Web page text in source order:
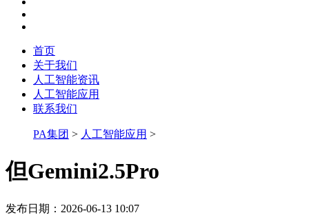
首页
关于我们
人工智能资讯
人工智能应用
联系我们
PA集团 > 人工智能应用 >
但Gemini2.5Pro
发布日期：2026-06-13 10:07